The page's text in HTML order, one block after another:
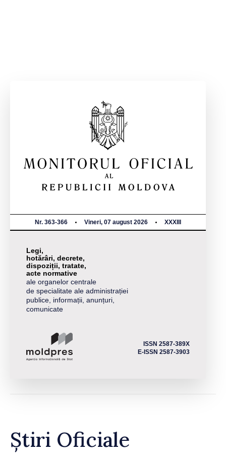
Nr. 363-366 Vineri, 07 august 2026 XXXIII
Legi,
hotărâri, decrete,
dispoziții, tratate,
acte normative
ale organelor centrale
de specialitate ale administrației
publice, informații, anunțuri,
comunicate
ISSN 2587-389X
E-ISSN 2587-3903
Știri Oficiale